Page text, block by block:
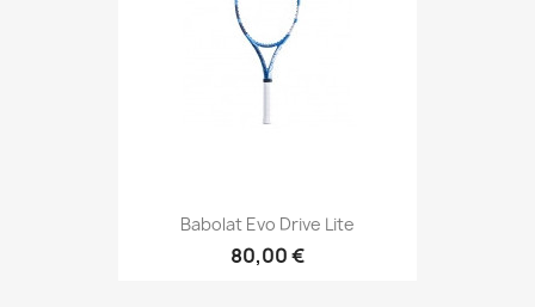
Babolat Evo Drive Lite
80,00 €